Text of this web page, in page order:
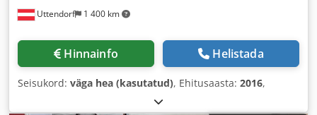
Uttendorf 1 400 km
Hinnainfo Helistada
Seisukord: väga hea (kasutatud), Ehitusaasta: 2016,